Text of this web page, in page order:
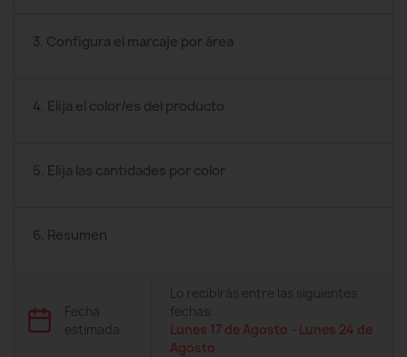
3. Configura el marcaje por área
4. Elija el color/es del producto
5. Elija las cantidades por color
6. Resumen
Fecha
estimada
Lo recibirás entre las siguientes
fechas:
Lunes 17 de Agosto - Lunes 24 de
Agosto